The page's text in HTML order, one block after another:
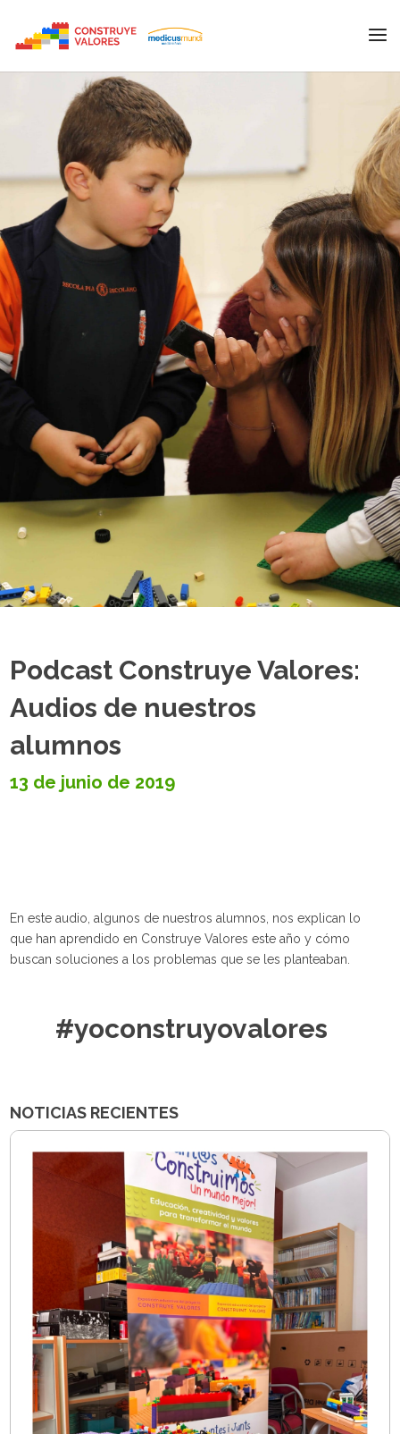
Podcast Construye Valores:
Audios de nuestros
alumnos
13 de junio de 2019
En este audio, algunos de nuestros alumnos, nos explican lo
que han aprendido en Construye Valores este año y cómo
buscan soluciones a los problemas que se les planteaban.
#yoconstruyovalores
NOTICIAS RECIENTES